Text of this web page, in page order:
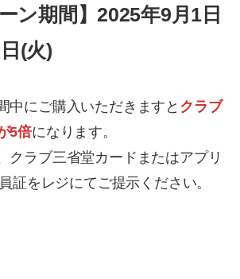
ン期間】2025年9月1日
(火)
中にご購入いただきますと クラブ
5倍になります。
クラブ三省堂カードまたはアプリ
証をレジにてご提示ください。